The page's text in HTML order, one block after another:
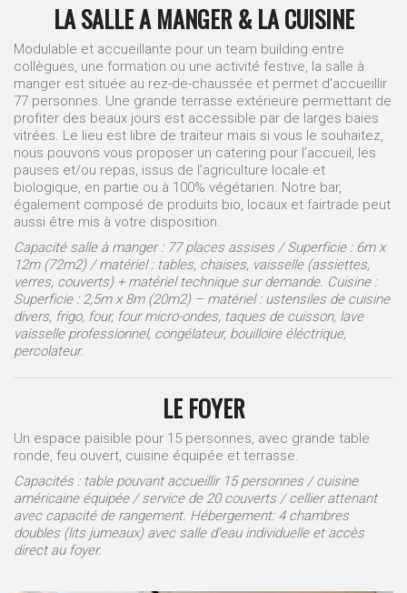
LA SALLE A MANGER & LA CUISINE
Modulable et accueillante pour un team building entre
collègues, une formation ou une activité festive, la salle à
manger est située au rez-de-chaussée et permet d’accueillir
77 personnes. Une grande terrasse extérieure permettant de
profiter des beaux jours est accessible par de larges baies
vitrées. Le lieu est libre de traiteur mais si vous le souhaitez,
nous pouvons vous proposer un catering pour l’accueil, les
pauses et/ou repas, issus de l’agriculture locale et
biologique, en partie ou à 100% végétarien. Notre bar,
également composé de produits bio, locaux et fairtrade peut
aussi être mis à votre disposition.
Capacité salle à manger : 77 places assises / Superficie : 6m x
12m (72m2) / matériel : tables, chaises, vaisselle (assiettes,
verres, couverts) + matériel technique sur demande. Cuisine :
Superficie : 2,5m x 8m (20m2) – matériel : ustensiles de cuisine
divers, frigo, four, four micro-ondes, taques de cuisson, lave
vaisselle professionnel, congélateur, bouilloire éléctrique,
percolateur.
LE FOYER
Un espace paisible pour 15 personnes, avec grande table
ronde, feu ouvert, cuisine équipée et terrasse.
Capacités : table pouvant accueillir 15 personnes / cuisine
américaine équipée / service de 20 couverts / cellier attenant
avec capacité de rangement. Hébergement: 4 chambres
doubles (lits jumeaux) avec salle d’eau individuelle et accès
direct au foyer.